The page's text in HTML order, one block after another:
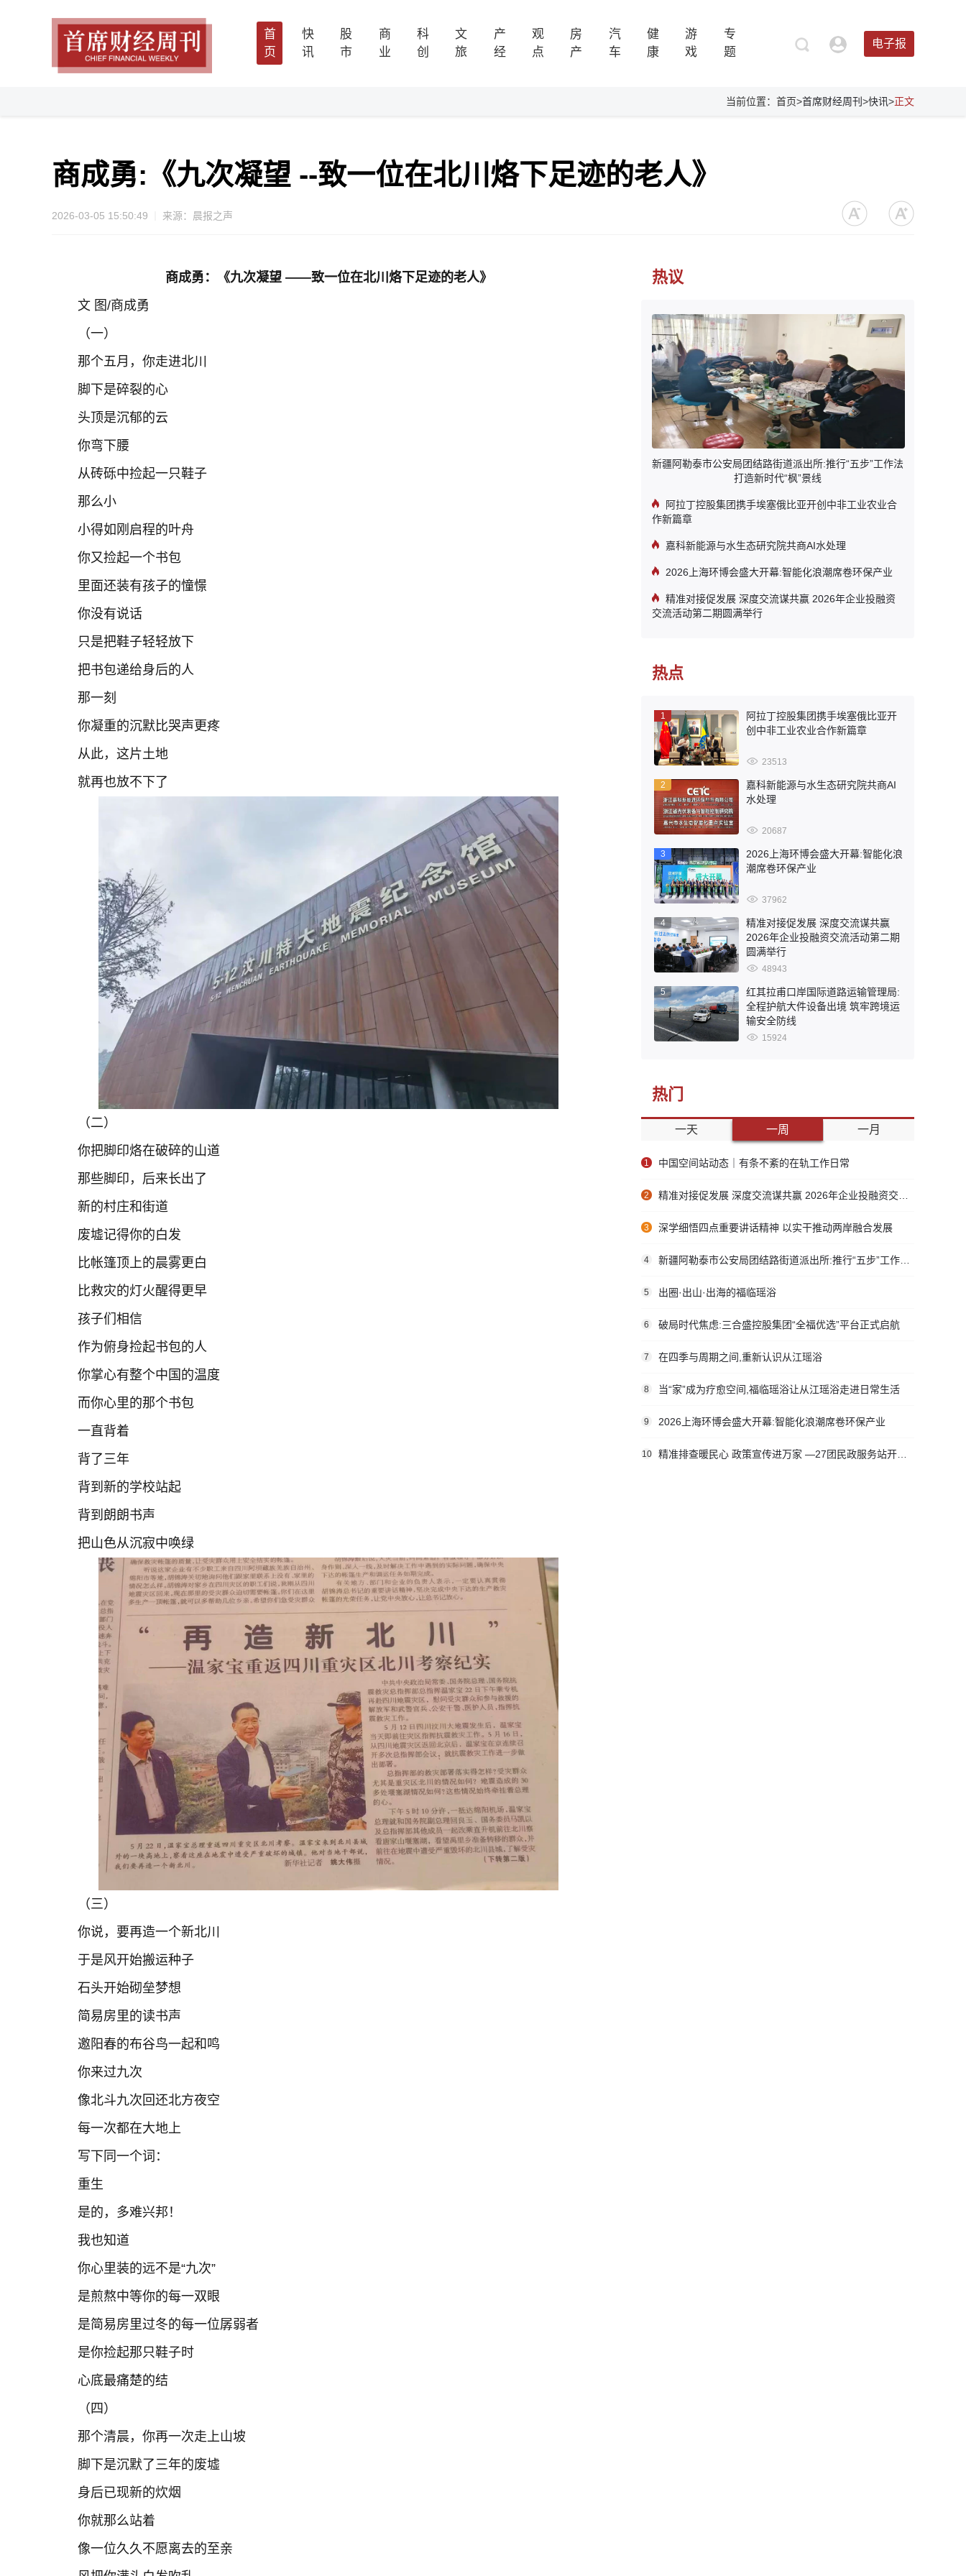
首
页
快
讯
股
市
商
业
科
创
文
旅
产
经
观
点
房
产
汽
车
健
康
游
戏
专
题
电子报
当前位置：首页>首席财经周刊 >快讯>正文
商成勇:《九次凝望 --致一位在北川烙下足迹的老人》
2026-03-05 15:50:49 来源：晨报之声
商成勇：《九次凝望 ——致一位在北川烙下足迹的老人》
文 图/商成勇
（一）
那个五月，你走进北川
脚下是碎裂的心
头顶是沉郁的云
你弯下腰
从砖砾中捡起一只鞋子
那么小
小得如刚启程的叶舟
你又捡起一个书包
里面还装有孩子的憧憬
你没有说话
只是把鞋子轻轻放下
把书包递给身后的人
那一刻
你凝重的沉默比哭声更疼
从此，这片土地
就再也放不下了
（二）
你把脚印烙在破碎的山道
那些脚印，后来长出了
新的村庄和街道
废墟记得你的白发
比帐篷顶上的晨雾更白
比救灾的灯火醒得更早
孩子们相信
作为俯身捡起书包的人
你掌心有整个中国的温度
而你心里的那个书包
一直背着
背了三年
背到新的学校站起
背到朗朗书声
把山色从沉寂中唤绿
（三）
你说，要再造一个新北川
于是风开始搬运种子
石头开始砌垒梦想
简易房里的读书声
邀阳春的布谷鸟一起和鸣
你来过九次
像北斗九次回还北方夜空
每一次都在大地上
写下同一个词：
重生
是的，多难兴邦！
我也知道
你心里装的远不是“九次”
是煎熬中等你的每一双眼
是简易房里过冬的每一位孱弱者
是你捡起那只鞋子时
心底最痛楚的结
（四）
那个清晨，你再一次走上山坡
脚下是沉默了三年的废墟
身后已现新的炊烟
你就那么站着
像一位久久不愿离去的至亲
热议
新疆阿勒泰市公安局团结路街道派出所:推行“五步”工作法
打造新时代“枫”景线
阿拉丁控股集团携手埃塞俄比亚开创中非工业农业合
作新篇章
嘉科新能源与水生态研究院共商AI水处理
2026上海环博会盛大开幕:智能化浪潮席卷环保产业
精准对接促发展 深度交流谋共赢 2026年企业投融资
交流活动第二期圆满举行
热点
1
阿拉丁控股集团携手埃塞俄比亚开
创中非工业农业合作新篇章
23513
2
嘉科新能源与水生态研究院共商AI
水处理
20687
3
2026上海环博会盛大开幕:智能化浪
潮席卷环保产业
37962
4
精准对接促发展 深度交流谋共赢
2026年企业投融资交流活动第二期
圆满举行
48943
5
红其拉甫口岸国际道路运输管理局:
全程护航大件设备出境 筑牢跨境运
输安全防线
15924
热门
一天 一周 一月
1 中国空间站动态｜有条不紊的在轨工作日常
2 精准对接促发展 深度交流谋共赢 2026年企业投融资交流活动第二期圆满举行
3 深学细悟四点重要讲话精神 以实干推动两岸融合发展
4 新疆阿勒泰市公安局团结路街道派出所:推行“五步”工作法 打造新时代“枫”景线
5 出圈·出山·出海的福临瑶浴
6 破局时代焦虑:三合盛控股集团“全福优选”平台正式启航
7 在四季与周期之间,重新认识从江瑶浴
8 当“家”成为疗愈空间,福临瑶浴让从江瑶浴走进日常生活
9 2026上海环博会盛大开幕:智能化浪潮席卷环保产业
10 精准排查暖民心 政策宣传进万家 —27团民政服务站开展社会救助入户走访活动